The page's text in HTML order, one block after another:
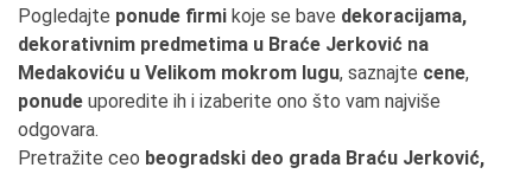
Pogledajte ponude firmi koje se bave dekoracijama,
dekorativnim predmetima u Braće Jerković na
Medakoviću u Velikom mokrom lugu, saznajte cene,
ponude uporedite ih i izaberite ono što vam najviše
odgovara.
Pretražite ceo beogradski deo grada Braću Jerković,